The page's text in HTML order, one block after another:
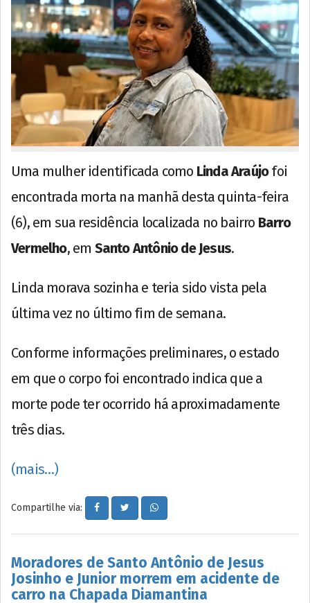
Uma mulher identificada como Linda Araújofoi
encontrada morta na manhã desta quinta-feira
(6), em sua residência localizada no bairro Barro
Vermelho, em Santo Antônio de Jesus.
Linda morava sozinha e teria sido vista pela
última vez no último fim de semana.
Conforme informações preliminares, o estado
em que o corpo foi encontrado indica que a
morte pode ter ocorrido há aproximadamente
três dias.
(mais…)
Compartilhe via:
Moradores de Santo Antônio de Jesus
Josinho e Junior morrem em acidente de
carro na Chapada Diamantina